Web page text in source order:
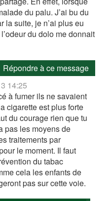
du palu. J’ai bu du
la suite, je n’ai plus eu
du dolo me donnait
Répondre à ce message
14:25
à fumer ils ne savaient
cigarette est plus forte
du courage rien que tu
pas les moyens de
traitements par
le moment. Il faut
du tabac
cela les enfants de
pas sur cette voie.